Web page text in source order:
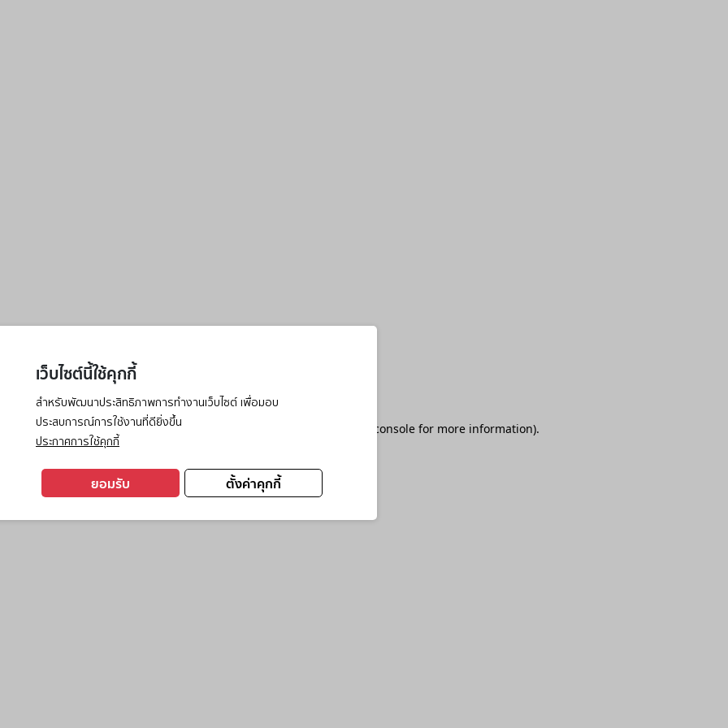
เว็บไซต์นี้ใช้คุกกี้
สำหรับพัฒนาประสิทธิภาพการทำงานเว็บไซต์ เพื่อมอบ
ประสบการณ์การใช้งานที่ดียิ่งขึ้น
ประกาศการใช้คุกกี้
ตั้งค่าคุกกี้
ยอมรับ
has occurred while loading browser console for more information).